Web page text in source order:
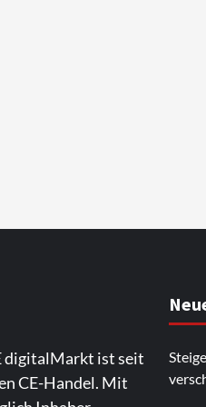
digitalMarkt ist seit
CE-Handel. Mit